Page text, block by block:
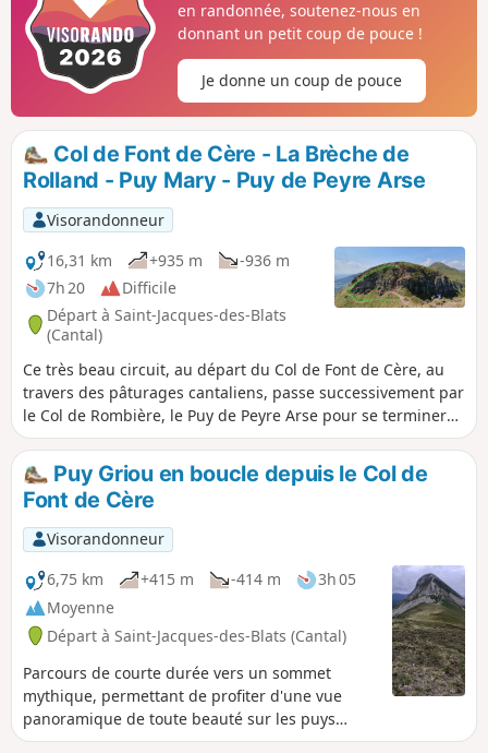
en randonnée, soutenez-nous en
donnant un petit coup de pouce !
Je donne un coup de pouce
Col de Font de Cère - La Brèche de
Rolland - Puy Mary - Puy de Peyre Arse
Visorandonneur
16,31 km
+935 m
-936 m
7h 20
Difficile
Départ à Saint-Jacques-des-Blats
(Cantal)
Ce très beau circuit, au départ du Col de Font de Cère, au
travers des pâturages cantaliens, passe successivement par
le Col de Rombière, le Puy de Peyre Arse pour se terminer
sur le Puy Mary, deuxième sommet du Cantal, en passant
par l'emblématique Brèche de Rolland, passage un peu
technique. Attention aux personnes assujetties au vertige
pour ce passage. Tout au long de cette randonnée, les
panoramas à 360 ° permettent d'observer cette belle
campagne montagneuse des Monts du Cantal.
Puy Griou en boucle depuis le Col de
Font de Cère
Visorandonneur
6,75 km
+415 m -414 m
3h 05
Moyenne
Départ à Saint-Jacques-des-Blats (Cantal)
Parcours de courte durée vers un sommet
mythique, permettant de profiter d'une vue
panoramique de toute beauté sur les puys
cantaliens.